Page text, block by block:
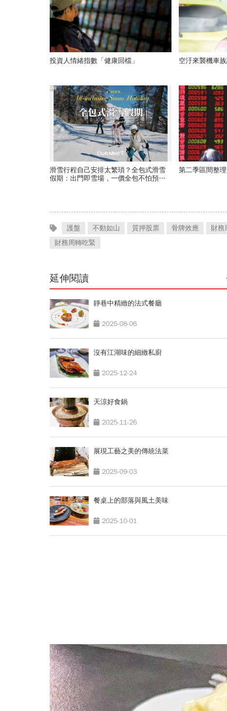
投資人情緒指數「健康回檔」 空汙來襲機車
滑雪行程自己安排太繁瑣？全包式滑雪
假期：出門即雪場，一價全包不怕預算
PR
第二季區間整
護盤 不動如山 質押股票 骨牌效應 財務
財務周轉吃緊
延伸閱讀
靜巷中精緻的法式餐廳
2025-08-06
沒有江湖味的細緻私廚
2025-12-24
天涼好食鍋
2025-11-26
展現工藝之美的傳統法菜
2025-09-03
餐桌上的部落與風土美味
2025-10-01